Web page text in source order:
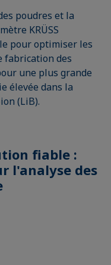
poudres et la
KRÜSS
pour optimiser les
fabrication des
une plus grande
élevée dans la
(LiB).
fiable :
l'analyse des